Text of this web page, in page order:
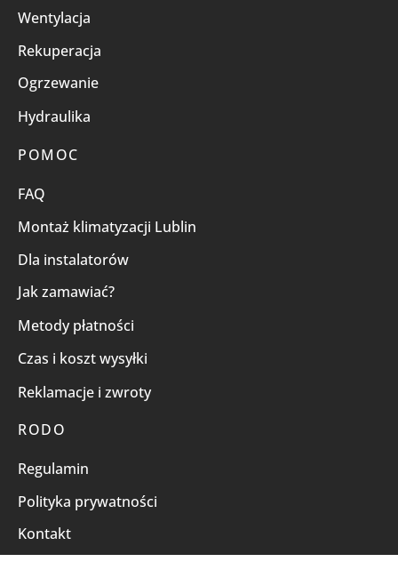
Wentylacja
Rekuperacja
Ogrzewanie
Hydraulika
POMOC
FAQ
Montaż klimatyzacji Lublin
Dla instalatorów
Jak zamawiać?
Metody płatności
Czas i koszt wysyłki
Reklamacje i zwroty
RODO
Regulamin
Polityka prywatności
Kontakt